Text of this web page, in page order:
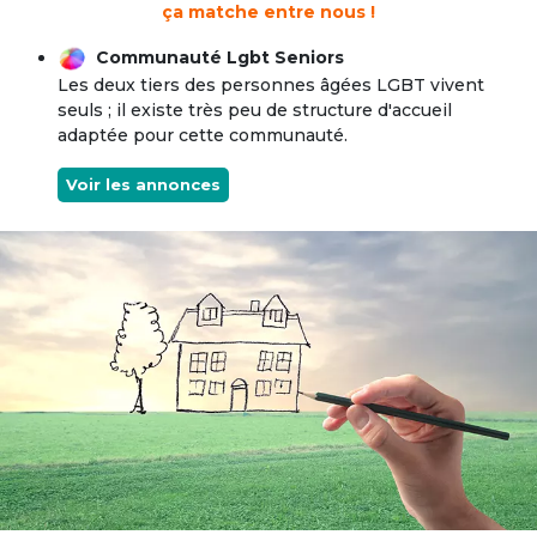
ça matche entre nous !
Communauté Lgbt Seniors
Les deux tiers des personnes âgées LGBT vivent
seuls ; il existe très peu de structure d'accueil
adaptée pour cette communauté.
Voir les annonces